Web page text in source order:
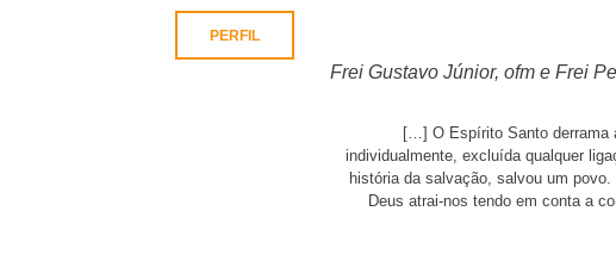
Frei Gustavo Júnior, ofm e Frei
[…] O Espírito Santo derrama
individualmente, excluída qualquer
história da salvação, salvou um
Deus atrai-nos tendo em conta a
PERFIL